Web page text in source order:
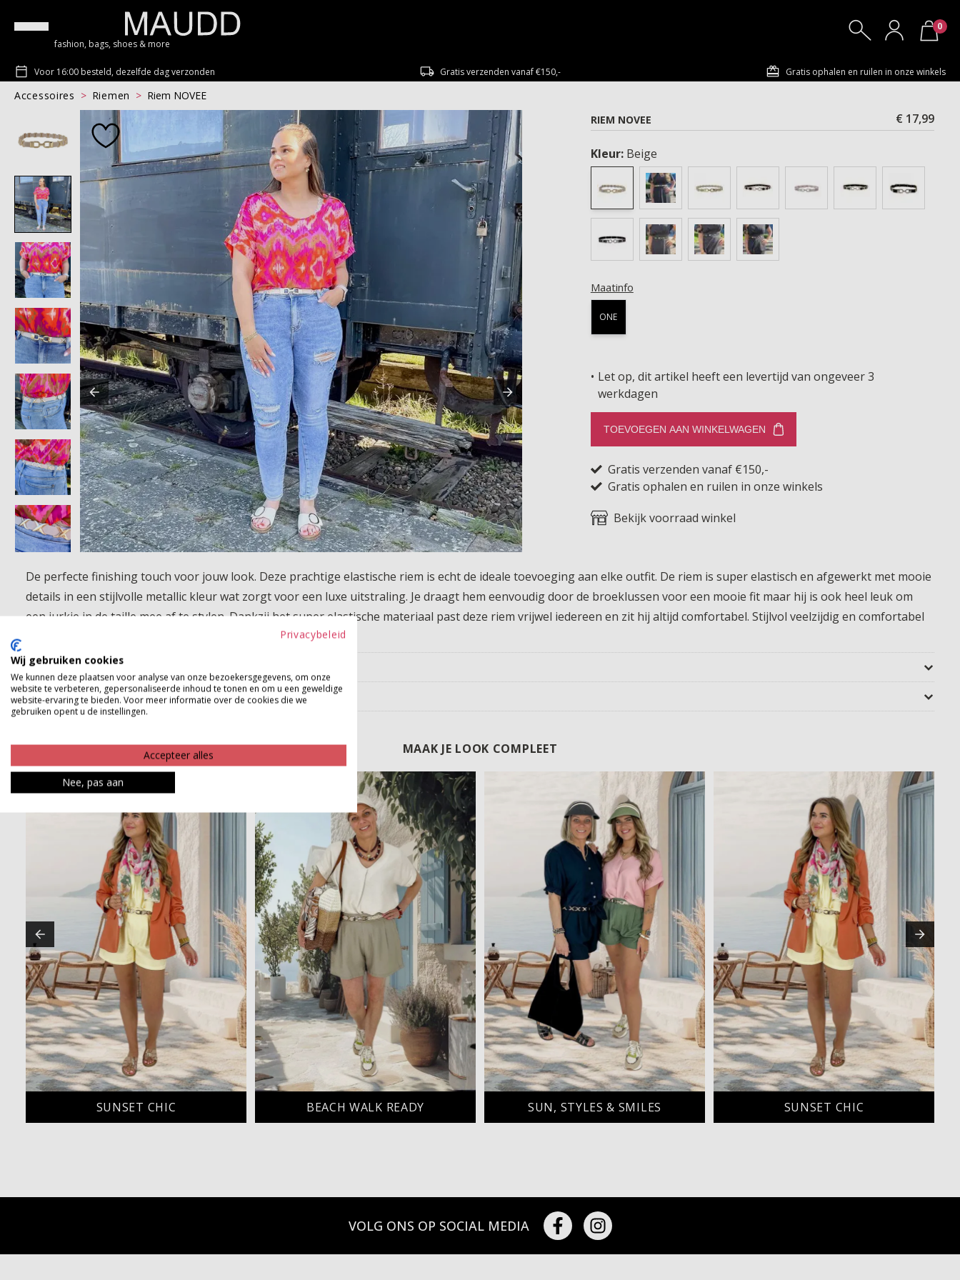
fashion, bags, shoes & more
0
Voor 16:00 besteld, dezelfde dag verzonden Gratis verzenden vanaf €150,- Gratis ophalen en ruilen in onze winkels
Accessoires Riemen
Riem NOVEE
RIEM NOVEE
€ 17,99
Kleur: Beige
Maatinfo
ONE
Let op, dit artikel heeft een levertijd van ongeveer 3
werkdagen
TOEVOEGEN AAN WINKELWAGEN
Gratis verzenden vanaf €150,-
Gratis ophalen en ruilen in onze winkels
Bekijk voorraad winkel
De perfecte finishing touch voor jouw look. Deze prachtige elastische riem is echt de ideale toevoeging aan elke outfit. De riem is super elastisch en afgewerkt met mooie
details in een stijlvolle metallic kleur wat zorgt voor een luxe uitstraling. Je draagt hem eenvoudig door de broeklussen voor een mooie fit maar hij is ook heel leuk om
een jurkje in de taille mee af te stylen. Dankzij het super elastische materiaal past deze riem vrijwel iedereen en zit hij altijd comfortabel. Stijlvol veelzijdig en comfortabel
een accessoire dat niet mag ontbreken in je garderobe.
Product kenmerken
Betaalinformatie
MAAK JE LOOK COMPLEET
SUNSET CHIC BEACH WALK READY SUN, STYLES & SMILES SUNSET CHIC
VOLG ONS OP SOCIAL MEDIA
Privacybeleid
Wij gebruiken cookies
We kunnen deze plaatsen voor analyse van onze bezoekersgegevens, om onze
website te verbeteren, gepersonaliseerde inhoud te tonen en om u een geweldige
website-ervaring te bieden. Voor meer informatie over de cookies die we
gebruiken opent u de instellingen.
Accepteer alles
Nee, pas aan